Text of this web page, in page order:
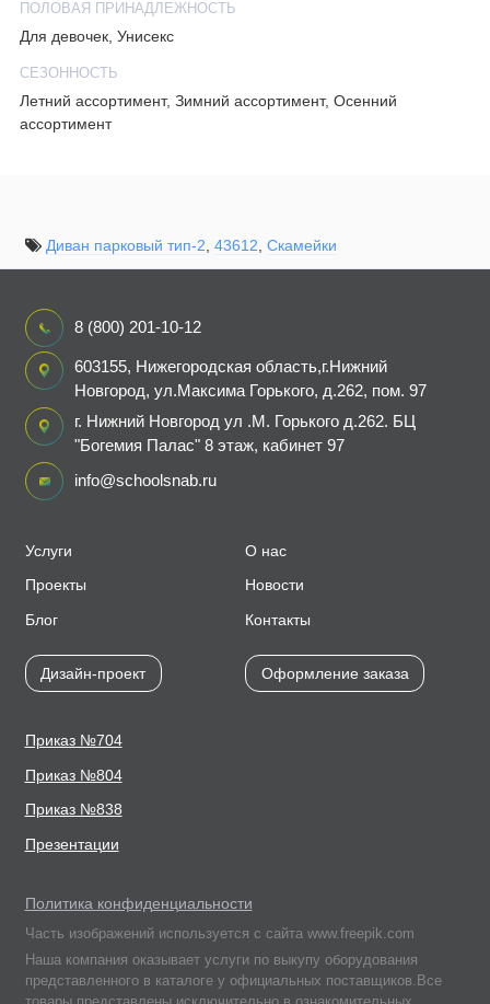
ПОЛОВАЯ ПРИНАДЛЕЖНОСТЬ
Для девочек, Унисекс
СЕЗОННОСТЬ
Летний ассортимент, Зимний ассортимент, Осенний
ассортимент
Диван парковый тип-2 43612 Скамейки
Услуги
Проекты
Блог
Дизайн-проект
О нас
Новости
Контакты
Оформление заказа
Приказ №704
Приказ №804
Приказ №838
Презентации
8 (800) 201-10-12
603155, Нижегородская область,г.Нижний
Новгород, ул.Максима Горького, д.262, пом. 97
г. Нижний Новгород ул .М. Горького д.262. БЦ
"Богемия Палас" 8 этаж, кабинет 97
info@schoolsnab.ru
Политика конфиденциальности
Часть изображений используется с сайта www.freepik.com
Наша компания оказывает услуги по выкупу оборудования
представленного в каталоге у официальных поставщиков.Все
товары представлены исключительно в ознакомительных